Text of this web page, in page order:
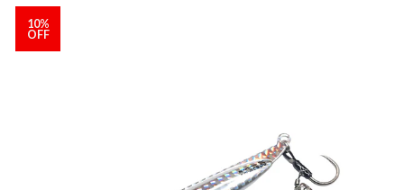
10%
OFF